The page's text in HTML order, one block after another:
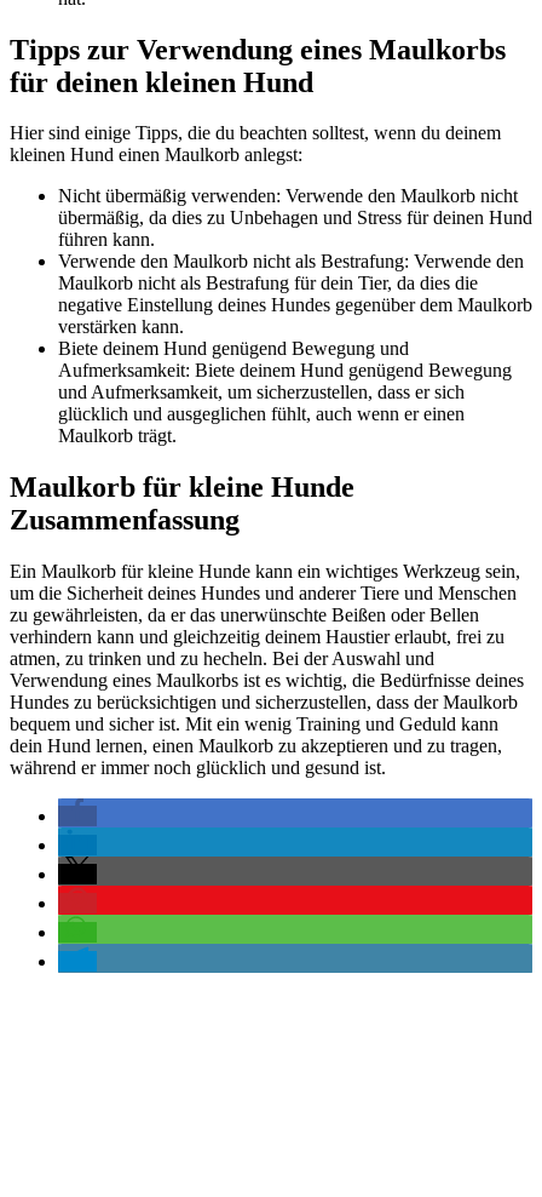
Tipps zur Verwendung eines Maulkorbs
für deinen kleinen Hund
Hier sind einige Tipps, die du beachten solltest, wenn du deinem
kleinen Hund einen Maulkorb anlegst:
Nicht übermäßig verwenden: Verwende den Maulkorb nicht
übermäßig, da dies zu Unbehagen und Stress für deinen Hund
führen kann.
Verwende den Maulkorb nicht als Bestrafung: Verwende den
Maulkorb nicht als Bestrafung für dein Tier, da dies die
negative Einstellung deines Hundes gegenüber dem Maulkorb
verstärken kann.
Biete deinem Hund genügend Bewegung und
Aufmerksamkeit: Biete deinem Hund genügend Bewegung
und Aufmerksamkeit, um sicherzustellen, dass er sich
glücklich und ausgeglichen fühlt, auch wenn er einen
Maulkorb trägt.
Maulkorb für kleine Hunde
Zusammenfassung
Ein Maulkorb für kleine Hunde kann ein wichtiges Werkzeug sein,
um die Sicherheit deines Hundes und anderer Tiere und Menschen
zu gewährleisten, da er das unerwünschte Beißen oder Bellen
verhindern kann und gleichzeitig deinem Haustier erlaubt, frei zu
atmen, zu trinken und zu hecheln. Bei der Auswahl und
Verwendung eines Maulkorbs ist es wichtig, die Bedürfnisse deines
Hundes zu berücksichtigen und sicherzustellen, dass der Maulkorb
bequem und sicher ist. Mit ein wenig Training und Geduld kann
dein Hund lernen, einen Maulkorb zu akzeptieren und zu tragen,
während er immer noch glücklich und gesund ist.